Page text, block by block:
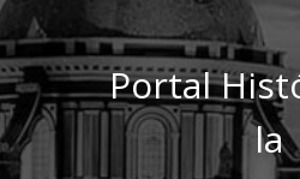
Portal
la